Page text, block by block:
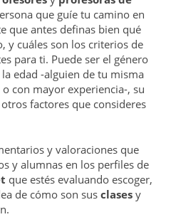
que guíe tu camino en
que antes definas bien qué
y cuáles son los criterios de
para ti. Puede ser el género
edad -alguien de tu misma
con mayor experiencia-, su
factores que consideres
y valoraciones que
y alumnas en los perfiles de
que estés evaluando escoger,
de cómo son sus clases y